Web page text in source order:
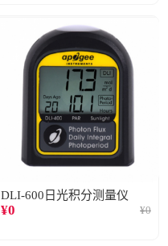
DLI-600日光积分测量仪
¥0 ¥0